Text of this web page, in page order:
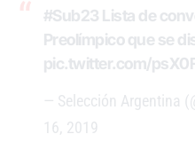
#Sub23 Lista de
Preolímpico que se
pic.twitter.com/
— Selección Argentina
16, 2019